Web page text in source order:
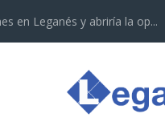
en Leganés y abriría la op...